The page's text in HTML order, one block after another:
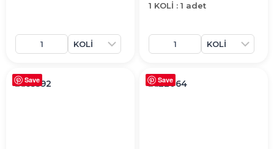
1 KOLİ : 1 adet
Save Save